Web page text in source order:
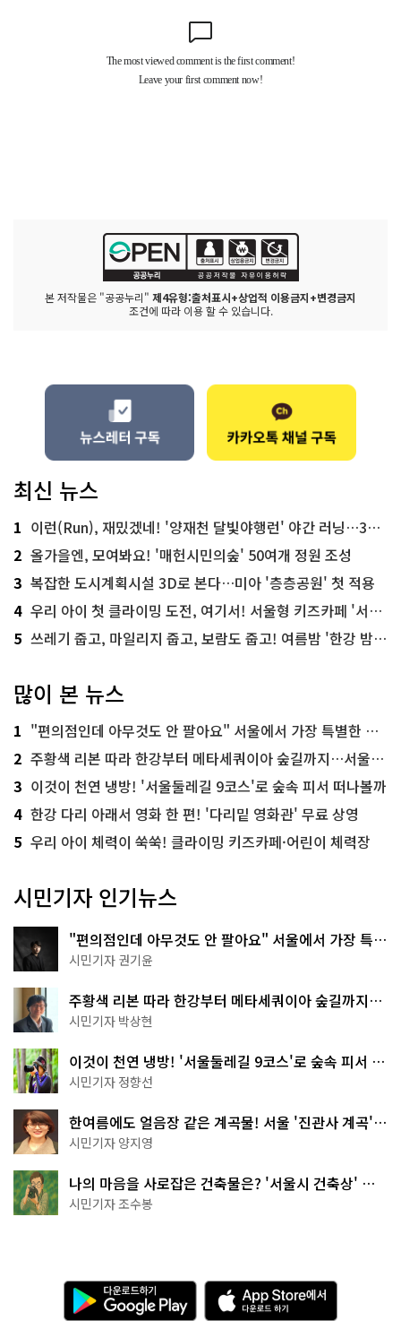
본 저작물은 "공공누리" 제4유형:출처표시+상업적 이용금지+변경금지
조건에 따라 이용 할 수 있습니다.
최신 뉴스
1 이런(Run), 재밌겠네! '양재천 달빛야행런' 야간 러닝…300명 모집
2 올가을엔, 모여봐요! '매헌시민의숲' 50여개 정원 조성
3 복잡한 도시계획시설 3D로 본다…미아 '층층공원' 첫 적용
4 우리 아이 첫 클라이밍 도전, 여기서! 서울형 키즈카페 '서울가족플라자점'
5 쓰레기 줍고, 마일리지 줍고, 보람도 줍고! 여름밤 '한강 밤마실 줍깅'
많이 본 뉴스
1 "편의점인데 아무것도 안 팔아요" 서울에서 가장 특별한 편의점의 정체
2 주황색 리본 따라 한강부터 메타세쿼이아 숲길까지…서울둘레길 15코스
3 이것이 천연 냉방! '서울둘레길 9코스'로 숲속 피서 떠나볼까
4 한강 다리 아래서 영화 한 편! '다리밑 영화관' 무료 상영
5 우리 아이 체력이 쑥쑥! 클라이밍 키즈카페·어린이 체력장
시민기자 인기뉴스
"편의점인데 아무것도 안 팔아요" 서울에서 가장 특별
한 편의점의 정체
시민기자 권기윤
주황색 리본 따라 한강부터 메타세쿼이아 숲길까지…
서울둘레길 15코스
시민기자 박상현
이것이 천연 냉방! '서울둘레길 9코스'로 숲속 피서 떠
나볼까
시민기자 정향선
한여름에도 얼음장 같은 계곡물! 서울 '진관사 계곡'이
천국이네~
시민기자 양지영
나의 마음을 사로잡은 건축물은? '서울시 건축상' 수
상작 공개!
시민기자 조수봉
다
운
로
A
p
p